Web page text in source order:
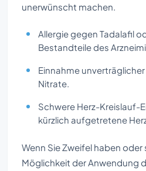
unerwünscht machen.
Allergie gegen Tadalafil
Bestandteile des
Einnahme unverträglicher
Nitrate.
Schwere Herz-Kreislauf-
kürzlich aufgetretene
Wenn Sie Zweifel haben
Möglichkeit der Anwendung